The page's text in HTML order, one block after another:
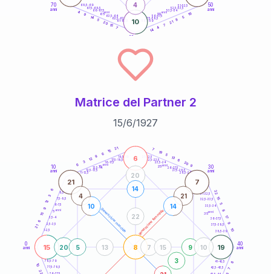
50
anni
60
70
anni
51-52,5
52,5-53,5
53,5-54
56-57,5
57,5-58,5
58,5-59
61-62,5
62,5-63,5
63,5-64
66-67,5
67,5-68,5
68,5-69
16
5
8
21
7
4
14
7
15
20
5
14
9
4
10
4
55anni
65anni
Matrice del Partner 2
15/6/1927
generazione maschile generazione femminile
0
anni
10
anni
30
anni
40
anni
1-2,5
2,5-3,5
3,5-4
6-7,5
7,5-8,5
8,5-9
11-12,5
12,5-13,5
13,5-14
16-17,5
17,5-18,5
18,5-19 21-22,5
22,5-23,5
23,5-24
26-27,5
27,5-28,5
28,5-29
31-32,5
32,5-33,5
33,5-34
36-37,5
37,5-38,5
38,5-39
41-42,5
42,5-43,5
77,5-78,5
78,5-79
21
6
15
9
12
3
6
6
3
12
9
6
15
21 7
19 5
13
6
20
9
22
15
5
8
17
9
10
8
7
22
10
15
6
19
8
21 7
3
9
20
20
10
5
14
7 15
13
22
4
10
21
14
5anni
15 anni 25anni
35anni